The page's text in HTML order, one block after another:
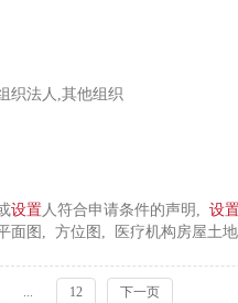
织法人,其他组织
设置人符合申请条件的声明, 设
面图, 方位图, 医疗机构房屋土
法定代表人身份凭证, 实际经
... 12 下一页